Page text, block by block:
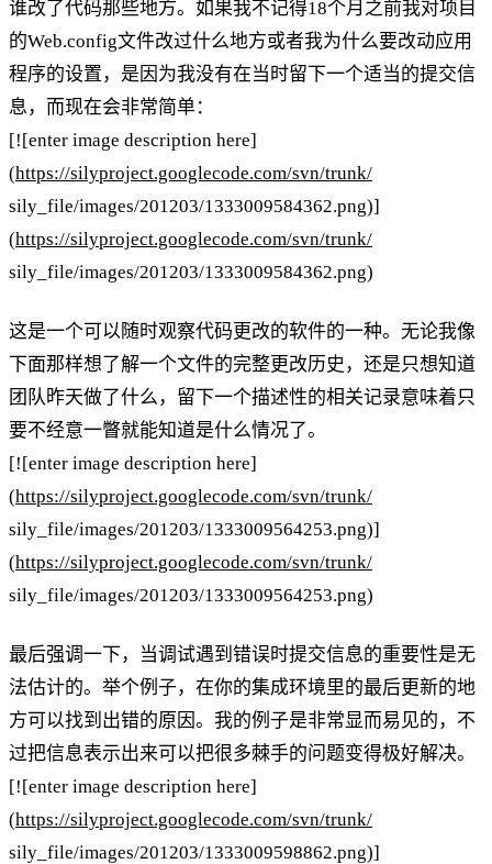
谁改了代码那些地方。如果我不记得18个月之前我对项目
的Web.config文件改过什么地方或者我为什么要改动应用
程序的设置，是因为我没有在当时留下一个适当的提交信
息，而现在会非常简单：
[![enter image description here]
(https://silyproject.googlecode.com/svn/trunk/
sily_file/images/201203/1333009584362.png)]
(https://silyproject.googlecode.com/svn/trunk/
sily_file/images/201203/1333009584362.png)
这是一个可以随时观察代码更改的软件的一种。无论我像
下面那样想了解一个文件的完整更改历史，还是只想知道
团队昨天做了什么，留下一个描述性的相关记录意味着只
要不经意一瞥就能知道是什么情况了。
[![enter image description here]
(https://silyproject.googlecode.com/svn/trunk/
sily_file/images/201203/1333009564253.png)]
(https://silyproject.googlecode.com/svn/trunk/
sily_file/images/201203/1333009564253.png)
最后强调一下，当调试遇到错误时提交信息的重要性是无
法估计的。举个例子，在你的集成环境里的最后更新的地
方可以找到出错的原因。我的例子是非常显而易见的，不
过把信息表示出来可以把很多棘手的问题变得极好解决。
[![enter image description here]
(https://silyproject.googlecode.com/svn/trunk/
sily_file/images/201203/1333009598862.png)]